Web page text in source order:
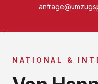
NATIONAL &